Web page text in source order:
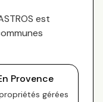
est
Provence
s gérées